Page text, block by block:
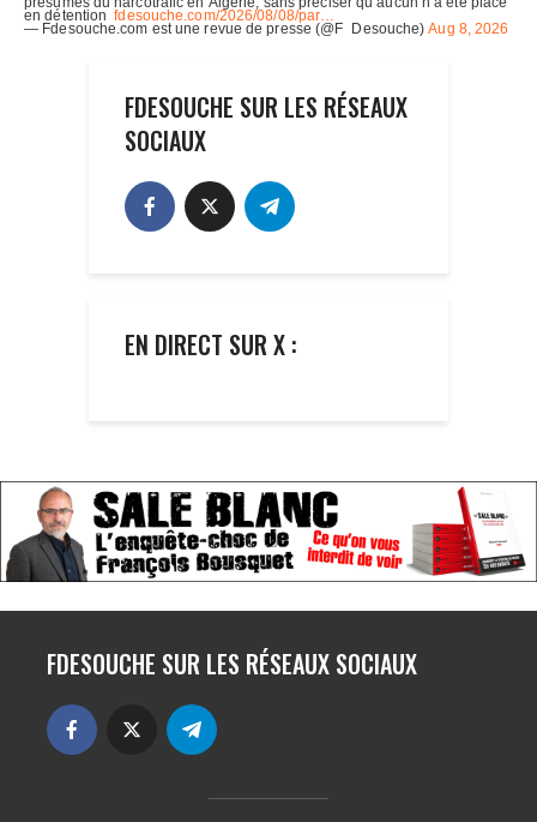
FDESOUCHE SUR LES RÉSEAUX
SOCIAUX
EN DIRECT SUR X :
FDESOUCHE SUR LES RÉSEAUX SOCIAUX